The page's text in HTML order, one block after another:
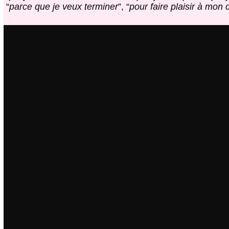
“parce que je veux terminer”, “pour faire plaisir à mon